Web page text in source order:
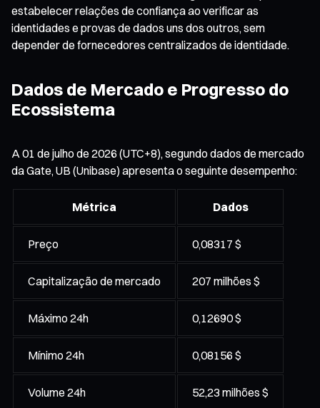
estabelecer relações de confiança ao verificar as
identidades e provas de dados uns dos outros, sem
depender de fornecedores centralizados de identidade.
Dados de Mercado e Progresso do
Ecossistema
A 01 de julho de 2026 (UTC+8), segundo dados de mercado
da Gate, UB (Unibase) apresenta o seguinte desempenho:
Métrica Dados
Preço 0,08317 $
Capitalização de mercado 207 milhões $
Máximo 24h 0,12690 $
Mínimo 24h 0,08156 $
Volume 24h 52,23 milhões $